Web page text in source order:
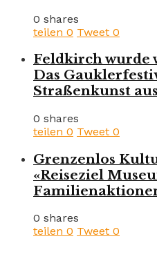
0 shares
teilen 0 Tweet 0
Feldkirch wurde
Das
Straßenkunst
0 shares
teilen 0 Tweet 0
Grenzenlos
«Reiseziel
0 shares
teilen 0 Tweet 0